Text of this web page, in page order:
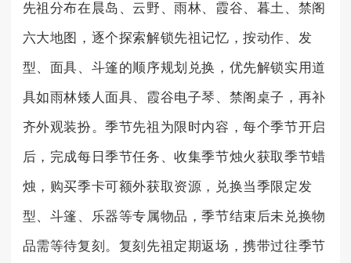
先祖分布在晨岛、云野、雨林、霞谷、暮土、禁阁
六大地图，逐个探索解锁先祖记忆，按动作、发
型、面具、斗篷的顺序规划兑换，优先解锁实用道
具如雨林矮人面具、霞谷电子琴、禁阁桌子，再补
齐外观装扮。季节先祖为限时内容，每个季节开启
后，完成每日季节任务、收集季节烛火获取季节蜡
烛，购买季卡可额外获取资源，兑换当季限定发
型、斗篷、乐器等专属物品，季节结束后未兑换物
品需等待复刻。复刻先祖定期返场，携带过往季节